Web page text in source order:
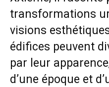
transformations
visions
édifices peuvent
par leur
d’une époque et